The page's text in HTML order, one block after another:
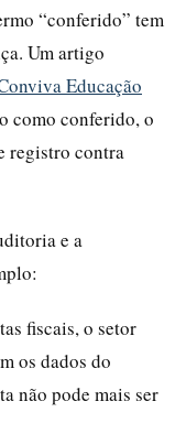
“conferido” tem
Um artigo
Educação
como conferido, o
registro contra
e a
fiscais, o setor
os dados do
não pode mais ser